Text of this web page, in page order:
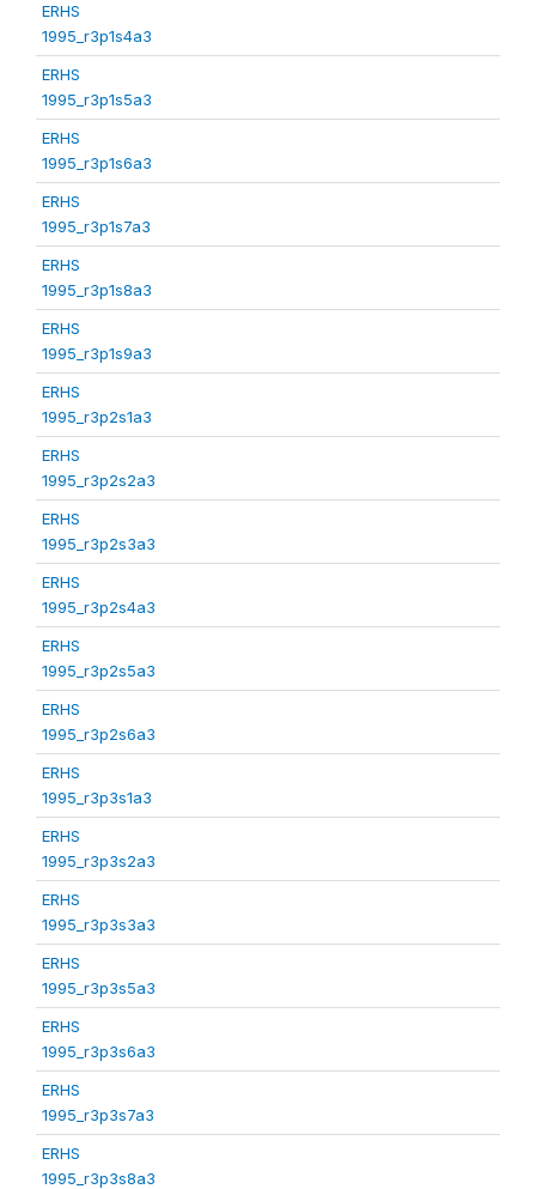
ERHS
1995_r3p1s4a3
ERHS
1995_r3p1s5a3
ERHS
1995_r3p1s6a3
ERHS
1995_r3p1s7a3
ERHS
1995_r3p1s8a3
ERHS
1995_r3p1s9a3
ERHS
1995_r3p2s1a3
ERHS
1995_r3p2s2a3
ERHS
1995_r3p2s3a3
ERHS
1995_r3p2s4a3
ERHS
1995_r3p2s5a3
ERHS
1995_r3p2s6a3
ERHS
1995_r3p3s1a3
ERHS
1995_r3p3s2a3
ERHS
1995_r3p3s3a3
ERHS
1995_r3p3s5a3
ERHS
1995_r3p3s6a3
ERHS
1995_r3p3s7a3
ERHS
1995_r3p3s8a3